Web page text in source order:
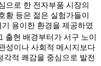
으로 한 전자부품 시장의
황 등은 젊은 실험가들이
용이한 환경을 제공하였
출현 배경부터가 서구 노이
성이나 사회적 메시지보다
적 쾌감을 중심으로 발전